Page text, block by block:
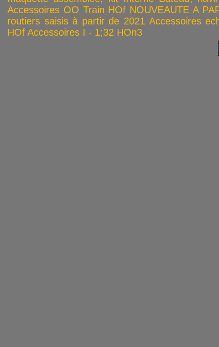
Accessoires OO Train HOf NOUVEAUTE A
routiers saisis à partir de 2021 Accessoires
HOf Accessoires I - 1;32 HOn3